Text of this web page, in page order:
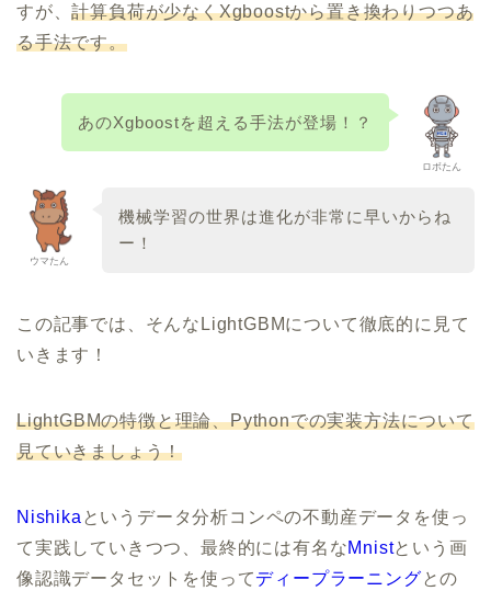
すが、計算負荷が少なくXgboostから置き換わりつつあ
る手法です。
ロボたん
あのXgboostを超える手法が登場！？
ウマたん
機械学習の世界は進化が非常に早いからね
ー！
この記事では、そんなLightGBMについて徹底的に見て
いきます！
LightGBMの特徴と理論、Pythonでの実装方法について
見ていきましょう！
Nishika というデータ分析コンペの不動産データを使っ
て実践していきつつ、最終的には有名なMnistという画
像認識データセットを使ってディープラーニングとの